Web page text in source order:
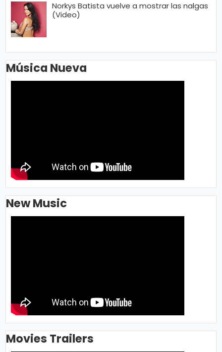
Norkys Batista vuelve a mostrar las nalgas
(Video)
Música Nueva
New Music
Movies Trailers